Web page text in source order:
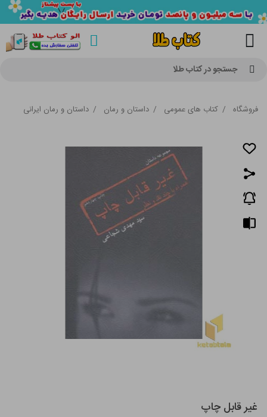
جستجو در کتاب طلا
فروشگاه / کتاب های عمومی / داستان و رمان / داستان و رمان ایرانی
غیر قابل چاپ